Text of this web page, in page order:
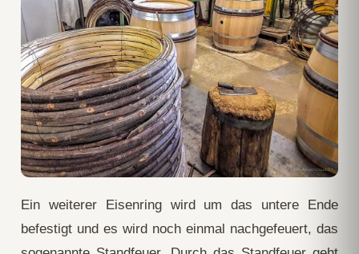
Ein weiterer Eisenring wird um das untere Ende
befestigt und es wird noch einmal nachgefeuert, das